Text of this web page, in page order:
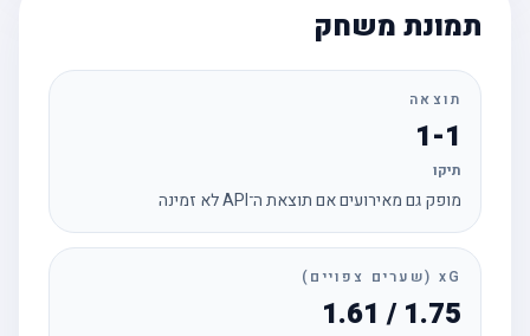
תמונת משחק
תוצאה
1-1
תיקו
מופק גם מאירועים אם תוצאת ה־API לא זמינה
xG (שערים צפויים)
1.75 / 1.61